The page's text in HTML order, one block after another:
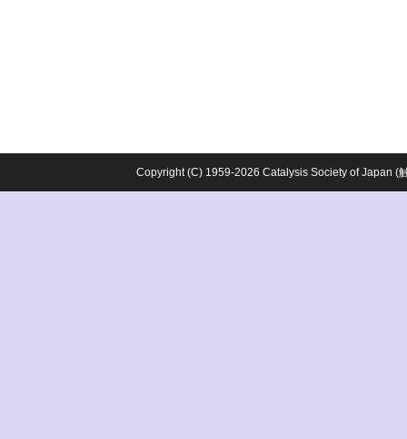
Copyright (C) 1959-2026 Catalysis Society of Japan (